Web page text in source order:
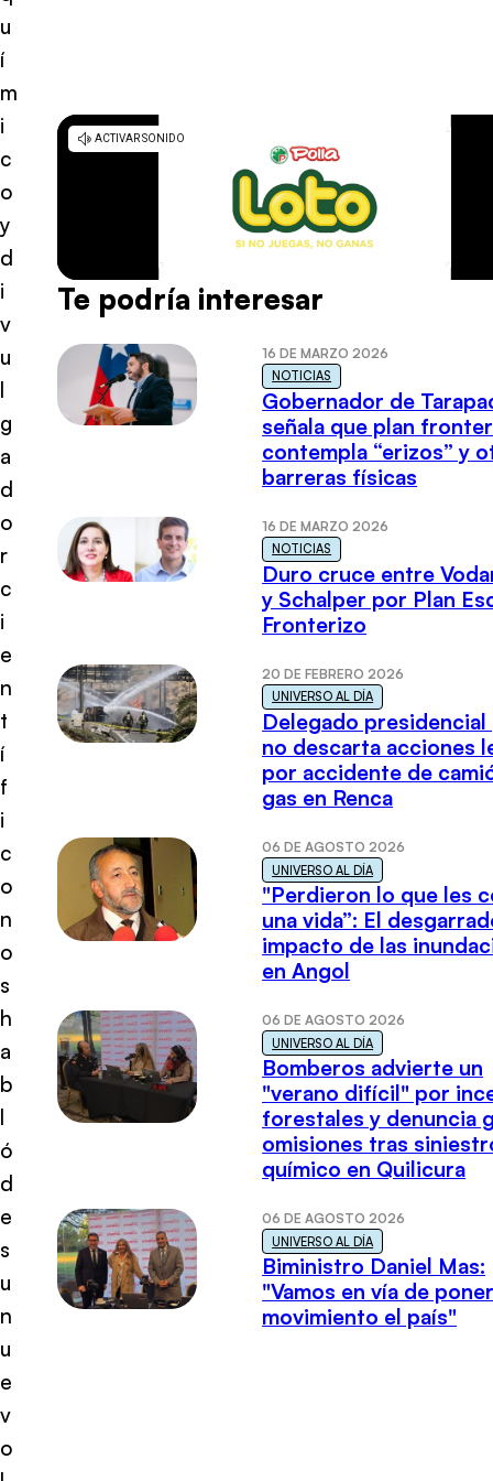
u
í
m
i
c
o
y
d
i
v
u
l
g
a
d
o
r
c
i
e
n
t
í
f
i
c
o
n
o
s
h
a
b
l
ó
d
e
s
u
n
u
e
v
o
Te podría interesar
16 DE MARZO 2026
NOTICIAS
Gobernador de
señala que plan
contempla “erizos” y
barreras físicas
16 DE MARZO 2026
NOTICIAS
Duro cruce entre
y Schalper por Plan
Fronterizo
20 DE FEBRERO 2026
UNIVERSO AL DÍA
Delegado presidencial
no descarta acciones
por accidente de
gas en Renca
06 DE AGOSTO 2026
UNIVERSO AL DÍA
"Perdieron lo que les
una vida”: El
impacto de las
en Angol
06 DE AGOSTO 2026
UNIVERSO AL DÍA
Bomberos advierte un
"verano difícil" por
forestales y denuncia
omisiones tras
químico en Quilicura
06 DE AGOSTO 2026
UNIVERSO AL DÍA
Biministro Daniel Mas:
"Vamos en vía de
movimiento el país"